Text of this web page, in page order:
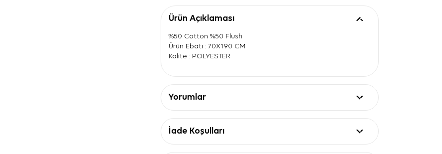
Ürün Açıklaması
%50 Cotton %50 Flush
Ürün Ebatı : 70X190 CM
Kalite : POLYESTER
Yorumlar
İade Koşulları